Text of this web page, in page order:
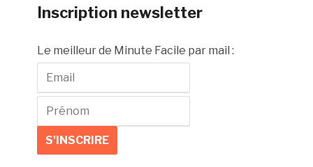
Inscription newsletter
Le meilleur de Minute Facile par mail :